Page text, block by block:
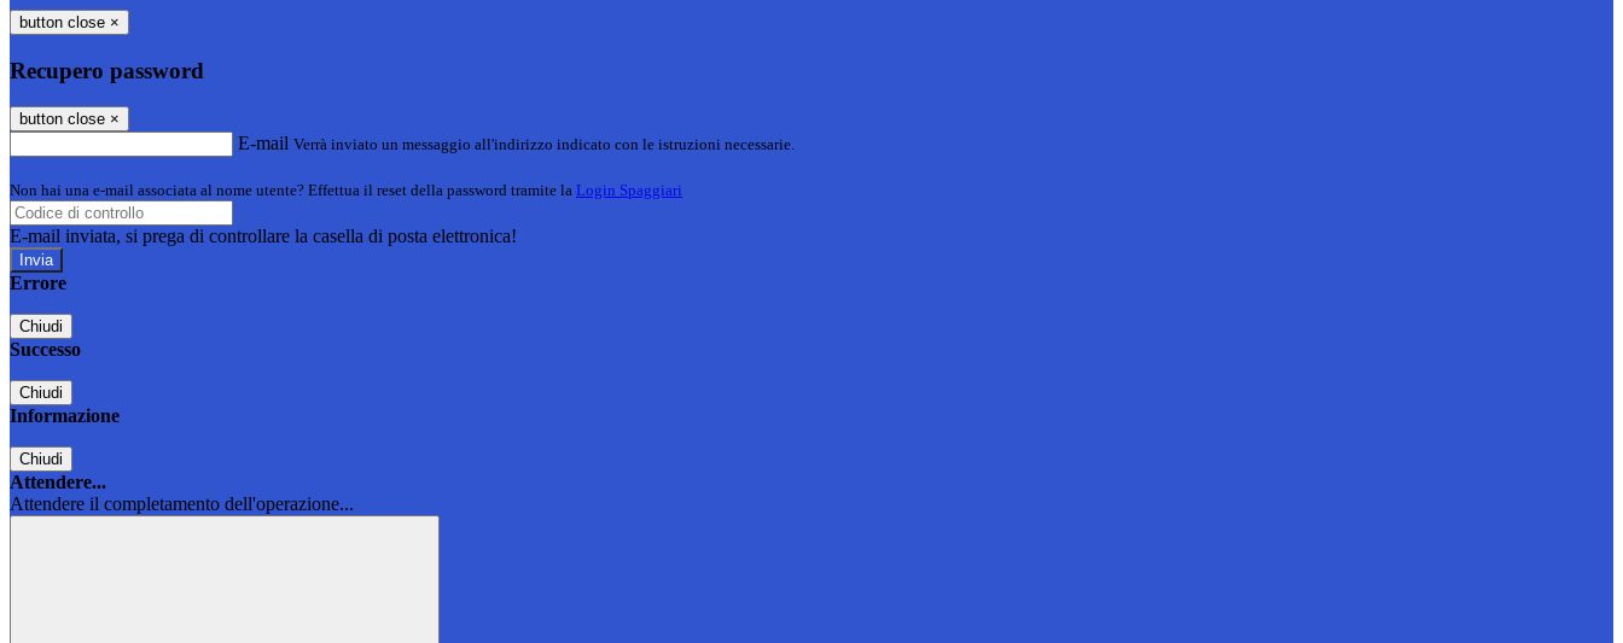
button close ×
Recupero password
button close ×
E-mail Verrà inviato un messaggio all'indirizzo indicato con le istruzioni necessarie.
Non hai una e-mail associata al nome utente? Effettua il reset della password tramite la Login Spaggiari
E-mail inviata, si prega di controllare la casella di posta elettronica!
Errore
Chiudi
Successo
Chiudi
Informazione
Chiudi
Attendere...
Attendere il completamento dell'operazione...